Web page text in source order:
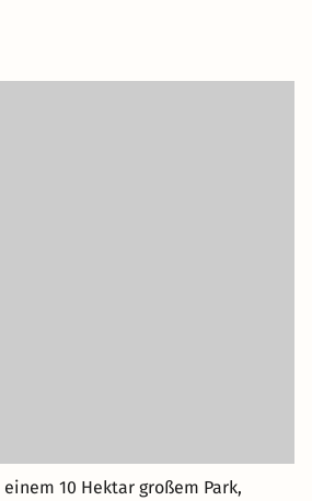
10 Hektar großem Park,